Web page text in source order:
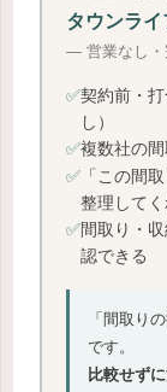
タウンラ
― 営業なし・
✅契約前・
し）
✅複数社の
✅「この間
整理して
✅間取り・
認できる
「間取り
です。
比較せず